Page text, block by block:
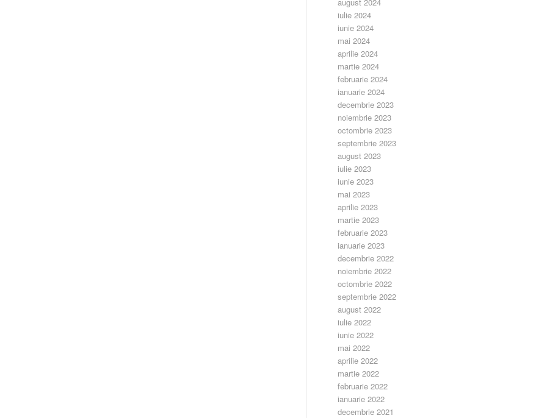
iulie 2024
iunie 2024
mai 2024
aprilie 2024
martie 2024
februarie 2024
ianuarie 2024
decembrie 2023
noiembrie 2023
octombrie 2023
septembrie 2023
august 2023
iulie 2023
iunie 2023
mai 2023
aprilie 2023
martie 2023
februarie 2023
ianuarie 2023
decembrie 2022
noiembrie 2022
octombrie 2022
septembrie 2022
august 2022
iulie 2022
iunie 2022
mai 2022
aprilie 2022
martie 2022
februarie 2022
ianuarie 2022
decembrie 2021